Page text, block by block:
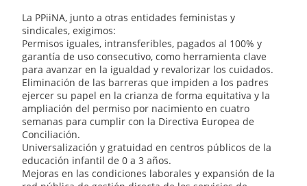
La PPiiNA, junto a otras entidades feministas y
sindicales, exigimos:
Permisos iguales, intransferibles, pagados al 100% y
garantía de uso consecutivo, como herramienta clave
para avanzar en la igualdad y revalorizar los cuidados.
Eliminación de las barreras que impiden a los padres
ejercer su papel en la crianza de forma equitativa y la
ampliación del permiso por nacimiento en cuatro
semanas para cumplir con la Directiva Europea de
Conciliación.
Universalización y gratuidad en centros públicos de la
educación infantil de 0 a 3 años.
Mejoras en las condiciones laborales y expansión de la